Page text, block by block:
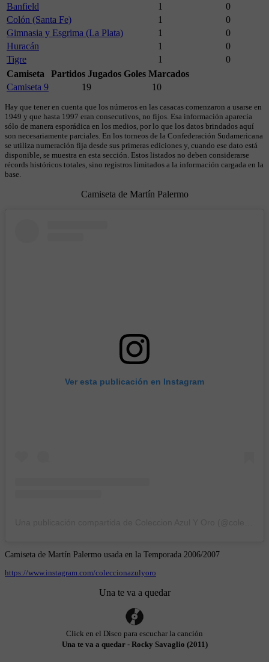
Banfield
1
0
Colón (Santa Fe)
1
0
Gimnasia y Esgrima (La Plata)
1
0
Huracán
1
0
Tigre
1
0
Camiseta
Partidos Jugados Goles Marcados
Camiseta 9
19 10
Hay que tener en cuenta que los números en las casacas comenzaron a usarse en
1949 y que hasta 1997 eran consecutivos, no fijos. Esa información aparecía
sólo de manera esporádica en los medios, por lo que los datos brindados aquí
son necesariamente parciales. En los torneos de la Confederación Sudamericana
se utiliza numeración fija desde sus primeras ediciones y, cuando ese dato está
disponible, se muestra en esta sección. Estos listados no deben considerarse
récords históricos totales, sino registros limitados a la información cargada en la
base.
Camiseta de Martín Palermo
Ver esta publicación en Instagram
Camiseta de Martín Palermo usada en la Temporada 2006/2007
https://www.instagram.com/coleccionazulyoro
Una te va a quedar
Click en el Disco para escuchar la canción
Una te va a quedar - Rocky Savaglio (2011)